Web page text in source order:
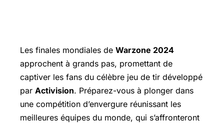
Les finales mondiales de Warzone 2024
approchent à grands pas, promettant de
captiver les fans du célèbre jeu de tir développé
par Activision. Préparez-vous à plonger dans
une compétition d’envergure réunissant les
meilleures équipes du monde, qui s’affronteront